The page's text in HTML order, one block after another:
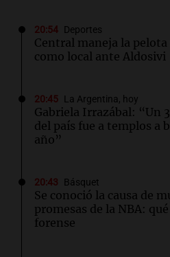
20:54 Deportes
Central maneja la
como local ante Aldosivi
20:45 La Argentina, hoy
Gabriela Irrazábal: “Un
del país fue a templos a
año”
20:43 Básquet
Se conoció la causa de
promesas de la NBA:
forense